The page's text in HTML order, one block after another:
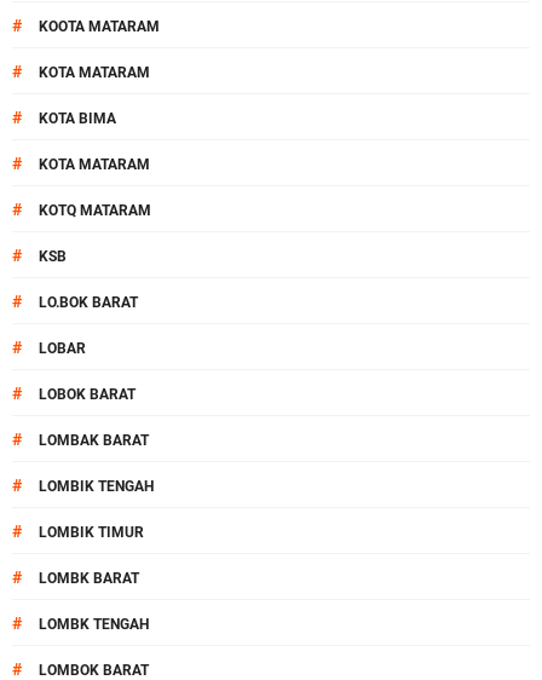
# KOOTA MATARAM
# KOTA MATARAM
# KOTA BIMA
# KOTA MATARAM
# KOTQ MATARAM
# KSB
# LO.BOK BARAT
# LOBAR
# LOBOK BARAT
# LOMBAK BARAT
# LOMBIK TENGAH
# LOMBIK TIMUR
# LOMBK BARAT
# LOMBK TENGAH
# LOMBOK BARAT